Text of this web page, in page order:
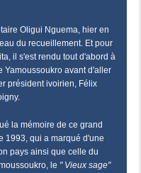
Oligui Nguema, hier en
du recueillement. Et pour
il s'est rendu tout d'abord à
Yamoussoukro avant d'aller
président ivoirien, Félix
la mémoire de ce grand
1993, qui a marqué d'une
pays ainsi que celle du
le " Vieux sage"